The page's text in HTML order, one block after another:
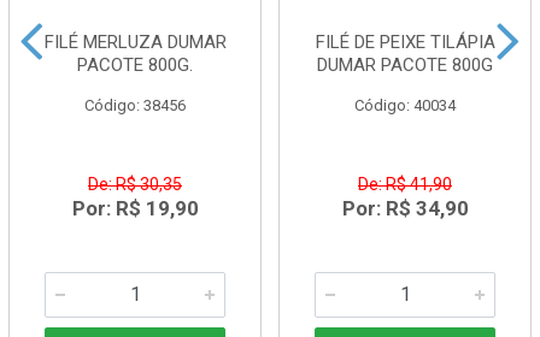
FILÉ MERLUZA DUMAR
PACOTE 800G.
Código: 38456
De: R$ 30,35
Por: R$ 19,90
FILÉ DE PEIXE TILÁPIA
DUMAR PACOTE 800G
Código: 40034
De: R$ 41,90
Por: R$ 34,90